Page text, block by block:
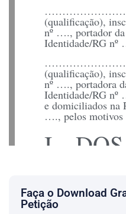
(qualificação),
nº …., portador
Identidade/RG nº
(qualificação),
nº …., portadora
Identidade/RG nº
e domiciliados
…., pelos motivos
I –
de R$ …. (….)
memorial de
Faça o Download
Petição